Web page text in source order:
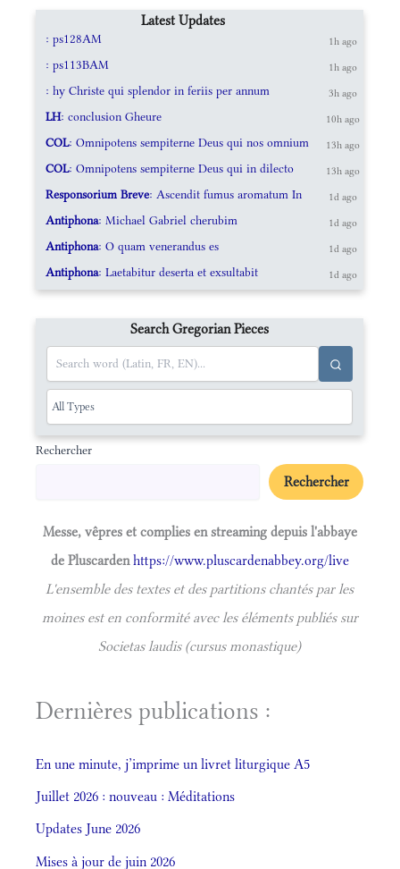
Latest Updates
: ps128AM 1h ago
: ps113BAM 1h ago
: hy Christe qui splendor in feriis per annum 3h ago
LH: conclusion Gheure 10h ago
COL: Omnipotens sempiterne Deus qui nos omnium 13h ago
COL: Omnipotens sempiterne Deus qui in dilecto 13h ago
Responsorium Breve: Ascendit fumus aromatum In 1d ago
Antiphona: Michael Gabriel cherubim 1d ago
Antiphona: O quam venerandus es 1d ago
Antiphona: Laetabitur deserta et exsultabit 1d ago
Search Gregorian Pieces
Rechercher
Rechercher
Messe, vêpres et complies en streaming depuis l'abbaye
de Pluscardenhttps://www.pluscardenabbey.org/live
L'ensemble des textes et des partitions chantés par les
moines est en conformité avec les éléments publiés sur
Societas laudis (cursus monastique)
Dernières publications :
En une minute, j’imprime un livret liturgique A5
Juillet 2026 : nouveau : Méditations
Updates June 2026
Mises à jour de juin 2026